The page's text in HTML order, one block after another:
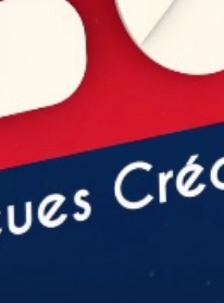
Comité de rédaction
rédacteur en chef
VEZZANI, coordinatrice
animateur réseaux sociaux
chargée de production
BOUZIANE, réalisateur,
assistante réalisation
PLANET, sound designer